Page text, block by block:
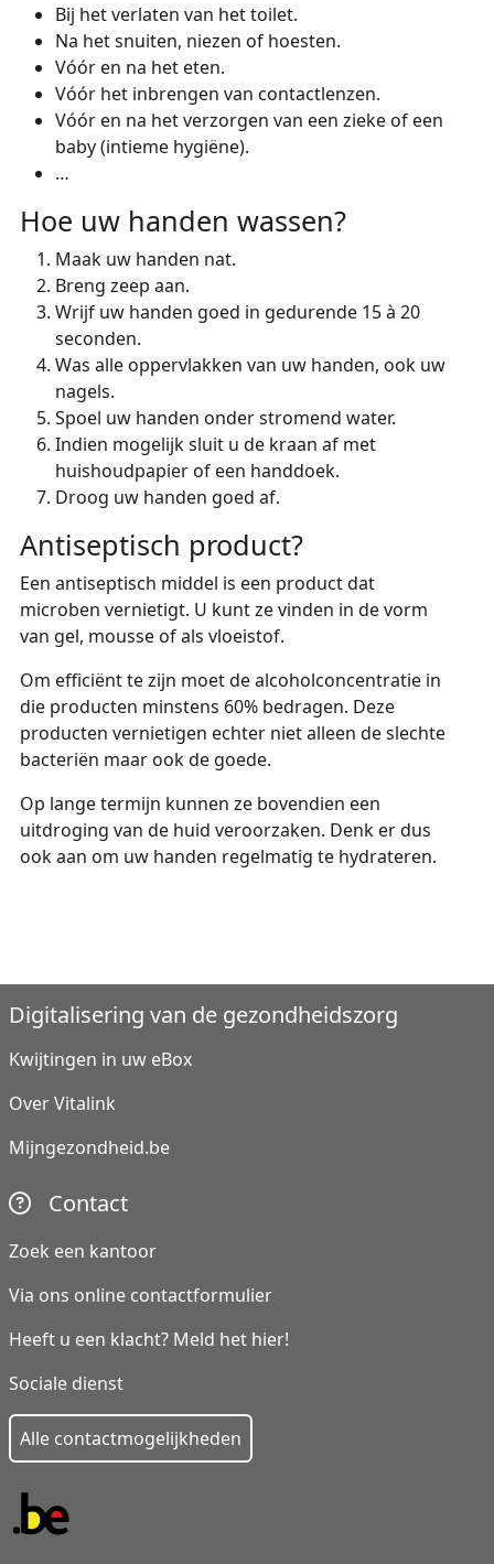
Bij het verlaten van het toilet.
Na het snuiten, niezen of hoesten.
Vóór en na het eten.
Vóór het inbrengen van contactlenzen.
Vóór en na het verzorgen van een zieke of een
baby (intieme hygiëne).
…
Hoe uw handen wassen?
Maak uw handen nat.
Breng zeep aan.
Wrijf uw handen goed in gedurende 15 à 20
seconden.
Was alle oppervlakken van uw handen, ook uw
nagels.
Spoel uw handen onder stromend water.
Indien mogelijk sluit u de kraan af met
huishoudpapier of een handdoek.
Droog uw handen goed af.
Antiseptisch product?
Een antiseptisch middel is een product dat
microben vernietigt. U kunt ze vinden in de vorm
van gel, mousse of als vloeistof.
Om efficiënt te zijn moet de alcoholconcentratie in
die producten minstens 60% bedragen. Deze
producten vernietigen echter niet alleen de slechte
bacteriën maar ook de goede.
Op lange termijn kunnen ze bovendien een
uitdroging van de huid veroorzaken. Denk er dus
ook aan om uw handen regelmatig te hydrateren.
Digitalisering van de gezondheidszorg
Kwijtingen in uw eBox
Over Vitalink
Mijngezondheid.be
Contact
Zoek een kantoor
Via ons online contactformulier
Heeft u een klacht? Meld het hier!
Sociale dienst
Alle contactmogelijkheden